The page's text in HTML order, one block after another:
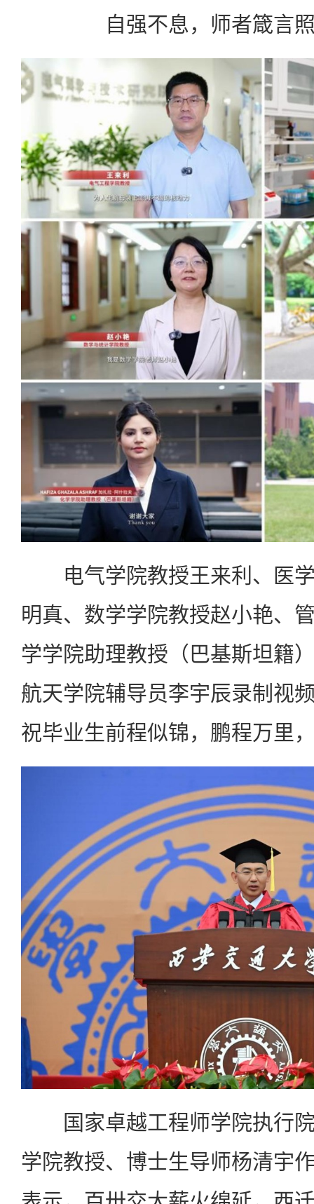
自强不息，师者箴言
电气学院教授王来利、医学
明真、数学学院教授赵小艳、
学学院助理教授（巴基斯坦籍
航天学院辅导员李宇辰录制视
祝毕业生前程似锦，鹏程万里
国家卓越工程师学院执行院
学院教授、博士生导师杨清宇